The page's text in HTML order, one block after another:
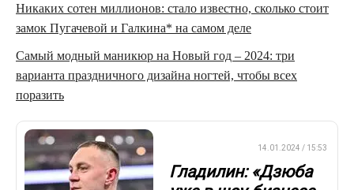
Никаких сотен миллионов: стало известно, сколько стоит
замок Пугачевой и Галкина* на самом деле
Самый модный маникюр на Новый год – 2024: три
варианта праздничного дизайна ногтей, чтобы всех
поразить
14.01.2024 / 15:53
Гладилин: «Дзюба